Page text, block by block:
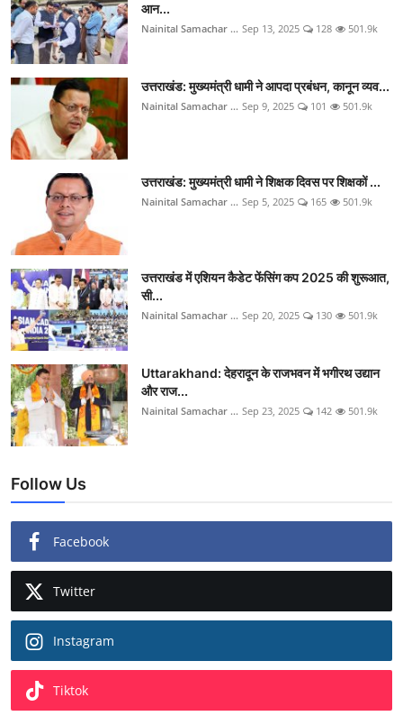
आन...
Nainital Samachar ... Sep 13, 2025 128 501.9k
उत्तराखंड: मुख्यमंत्री धामी ने आपदा प्रबंधन, कानून व्यव...
Nainital Samachar ... Sep 9, 2025 101 501.9k
उत्तराखंड: मुख्यमंत्री धामी ने शिक्षक दिवस पर शिक्षकों ...
Nainital Samachar ... Sep 5, 2025 165 501.9k
उत्तराखंड में एशियन कैडेट फेंसिंग कप 2025 की शुरूआत,
सी...
Nainital Samachar ... Sep 20, 2025 130 501.9k
Uttarakhand: देहरादून के राजभवन में भगीरथ उद्यान
और राज...
Nainital Samachar ... Sep 23, 2025 142 501.9k
Follow Us
Facebook
Twitter
Instagram
Tiktok